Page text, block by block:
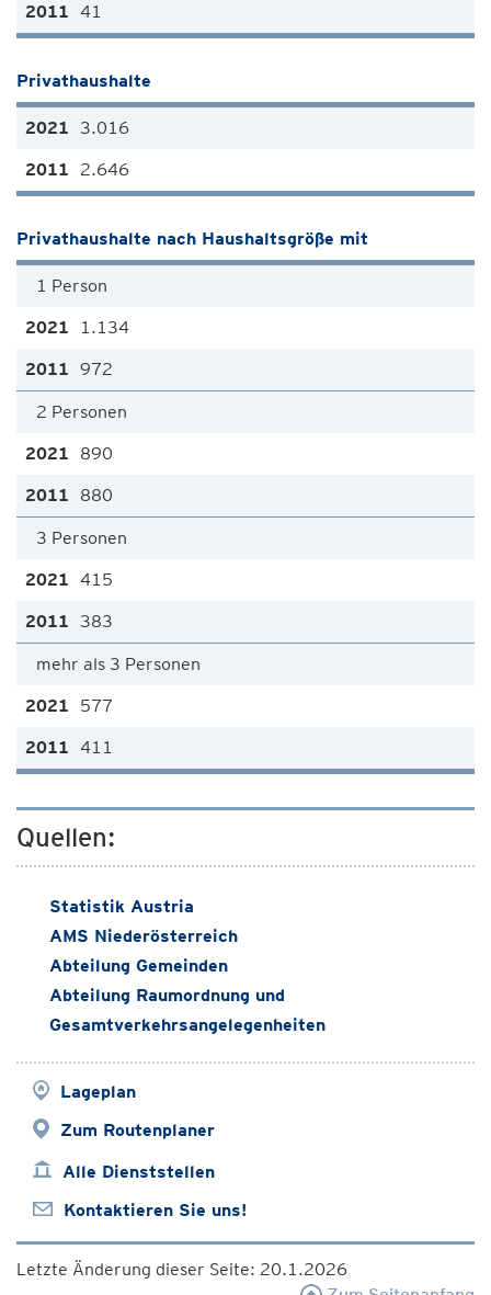
41
Privathaushalte
3.016
2.646
Privathaushalte nach Haushaltsgröße mit
1 Person
1.134
972
2 Personen
890
880
3 Personen
415
383
mehr als 3 Personen
577
411
Quellen:
Statistik Austria
AMS Niederösterreich
Abteilung Gemeinden
Abteilung Raumordnung und
Gesamtverkehrsangelegenheiten
Lageplan
Zum Routenplaner
Alle Dienststellen
Kontaktieren Sie uns!
Letzte Änderung dieser Seite: 20.1.2026